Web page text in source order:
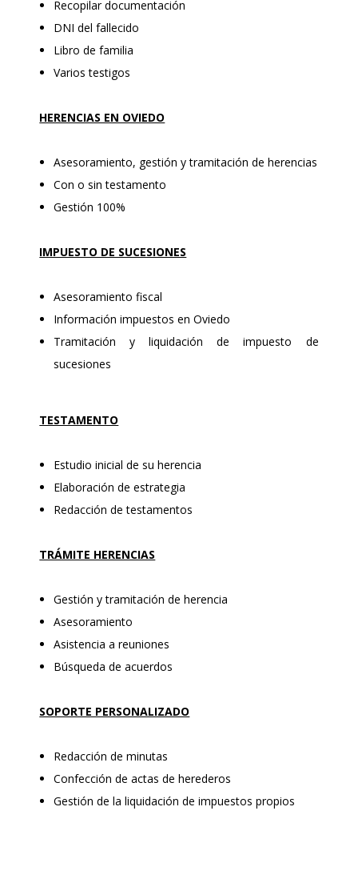
Recopilar documentación
DNI del fallecido
Libro de familia
Varios testigos
HERENCIAS EN OVIEDO
Asesoramiento, gestión y tramitación de herencias
Con o sin testamento
Gestión 100%
IMPUESTO DE SUCESIONES
Asesoramiento fiscal
Información impuestos en Oviedo
Tramitación y liquidación de impuesto de
sucesiones
TESTAMENTO
Estudio inicial de su herencia
Elaboración de estrategia
Redacción de testamentos
TRÁMITE HERENCIAS
Gestión y tramitación de herencia
Asesoramiento
Asistencia a reuniones
Búsqueda de acuerdos
SOPORTE PERSONALIZADO
Redacción de minutas
Confección de actas de herederos
Gestión de la liquidación de impuestos propios